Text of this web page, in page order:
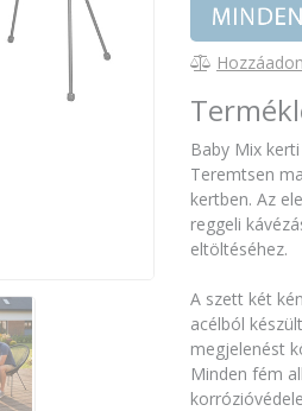
Baby Mix
Teremtsen
kertben. Az
reggeli
eltöltéséhez.
A szett két
acélból
megjelenést
Minden fém